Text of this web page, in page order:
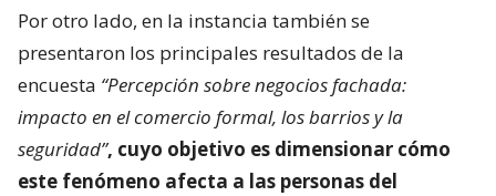
Por otro lado, en la instancia también se
presentaron los principales resultados de la
encuesta “Percepción sobre negocios fachada:
impacto en el comercio formal, los barrios y la
seguridad”, cuyo objetivo es dimensionar cómo
este fenómeno afecta a las personas del